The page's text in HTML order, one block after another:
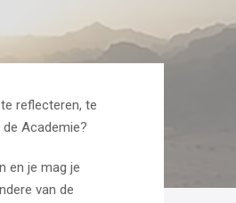
reflecteren, te
Academie?
en je mag je
van de